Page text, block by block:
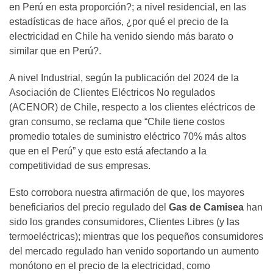
en Perú en esta proporción?; a nivel residencial, en las
estadísticas de hace años, ¿por qué el precio de la
electricidad en Chile ha venido siendo más barato o
similar que en Perú?.
A nivel Industrial, según la publicación del 2024 de la
Asociación de Clientes Eléctricos No regulados
(ACENOR) de Chile, respecto a los clientes eléctricos de
gran consumo, se reclama que “Chile tiene costos
promedio totales de suministro eléctrico 70% más altos
que en el Perú” y que esto está afectando a la
competitividad de sus empresas.
Esto corrobora nuestra afirmación de que, los mayores
beneficiarios del precio regulado del Gas de Camisea han
sido los grandes consumidores, Clientes Libres (y las
termoeléctricas); mientras que los pequeños consumidores
del mercado regulado han venido soportando un aumento
monótono en el precio de la electricidad, como